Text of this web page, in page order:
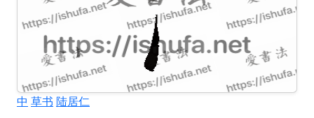
中 草书 陆居仁